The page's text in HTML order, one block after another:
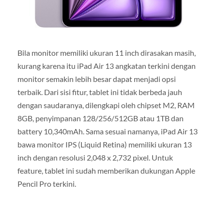
Bila monitor memiliki ukuran 11 inch dirasakan masih,
kurang karena itu iPad Air 13 angkatan terkini dengan
monitor semakin lebih besar dapat menjadi opsi
terbaik. Dari sisi fitur, tablet ini tidak berbeda jauh
dengan saudaranya, dilengkapi oleh chipset M2, RAM
8GB, penyimpanan 128/256/512GB atau 1TB dan
battery 10,340mAh. Sama sesuai namanya, iPad Air 13
bawa monitor IPS (Liquid Retina) memiliki ukuran 13
inch dengan resolusi 2,048 x 2,732 pixel. Untuk
feature, tablet ini sudah memberikan dukungan Apple
Pencil Pro terkini.